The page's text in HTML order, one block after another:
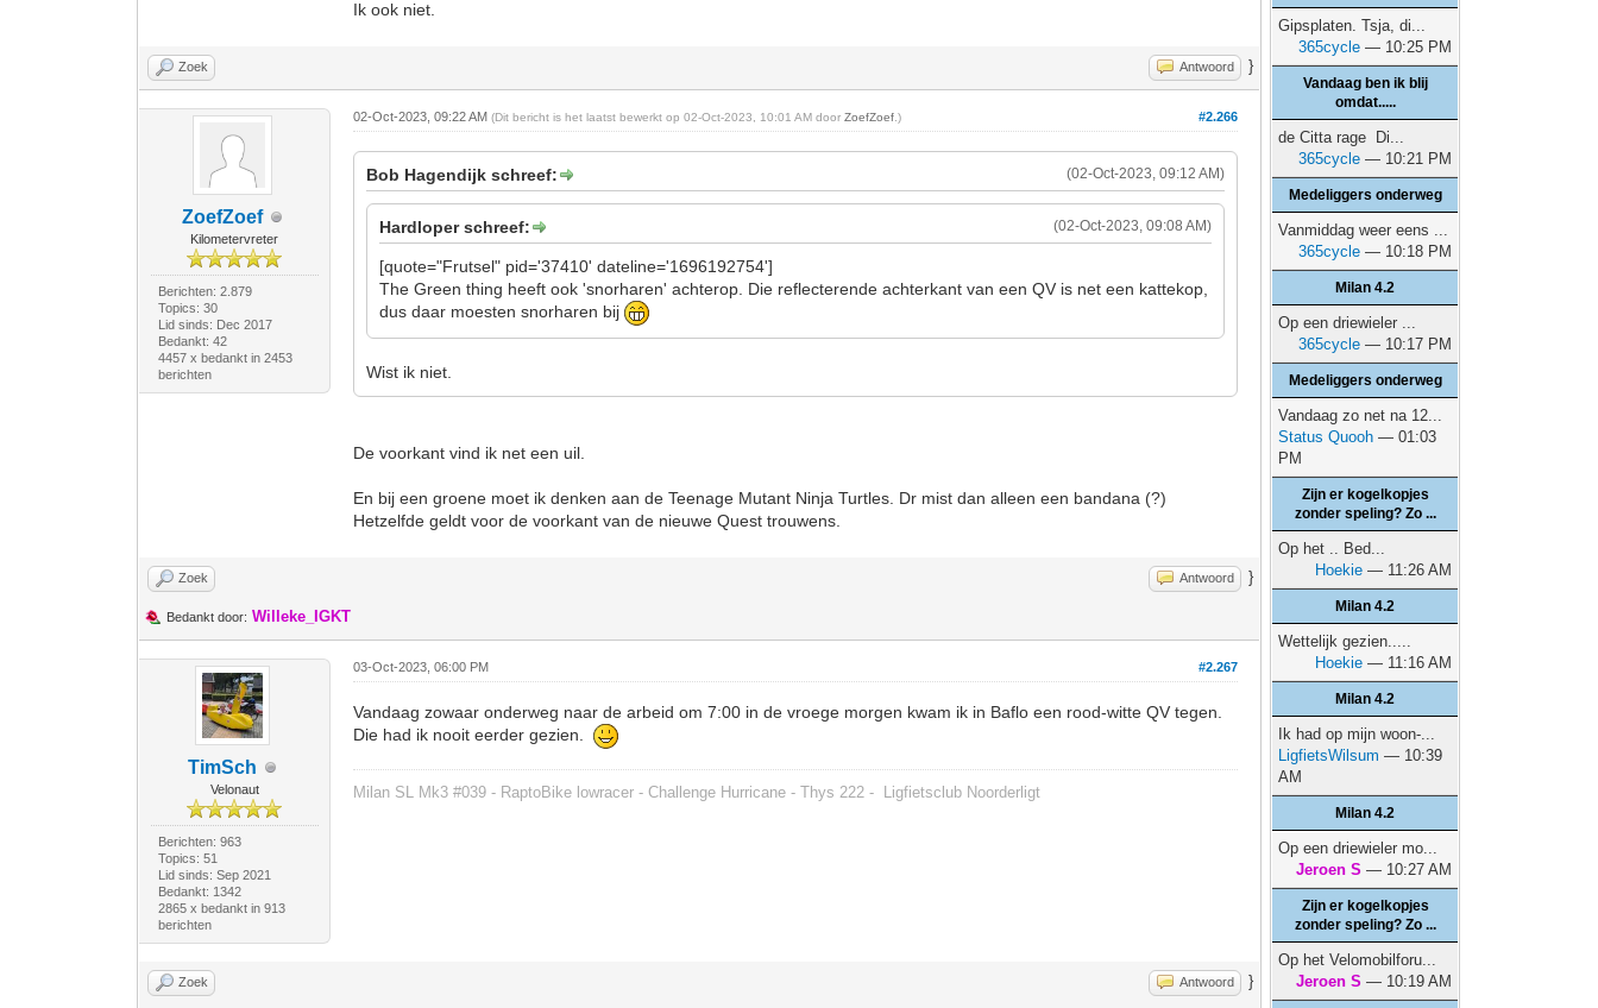
Ik ook niet.
Zoek Antwoord }
ZoefZoef
Kilometervreter
Berichten: 2.879
Topics: 30
Lid sinds: Dec 2017
Bedankt: 42
4457 x bedankt in 2453
berichten
#2.266
02-Oct-2023, 09:22 AM(Dit bericht is het laatst bewerkt op 02-Oct-2023, 10:01 AM doorZoefZoef .)
(02-Oct-2023, 09:12 AM)
Bob Hagendijk schreef:
(02-Oct-2023, 09:08 AM)
Hardloper schreef:
[quote="Frutsel" pid='37410' dateline='1696192754']
The Green thing heeft ook 'snorharen' achterop. Die reflecterende achterkant van een QV is net een kattekop,
dus daar moesten snorharen bij
Wist ik niet.
De voorkant vind ik net een uil.
En bij een groene moet ik denken aan de Teenage Mutant Ninja Turtles. Dr mist dan alleen een bandana (?)
Hetzelfde geldt voor de voorkant van de nieuwe Quest trouwens.
Zoek Antwoord }
Bedankt door: Willeke_IGKT
TimSch
Velonaut
Berichten: 963
Topics: 51
Lid sinds: Sep 2021
Bedankt: 1342
2865 x bedankt in 913
berichten
#2.267
03-Oct-2023, 06:00 PM
Vandaag zowaar onderweg naar de arbeid om 7:00 in de vroege morgen kwam ik in Baflo een rood-witte QV tegen.
Die had ik nooit eerder gezien.
Milan SL Mk3 #039 - RaptoBike lowracer - Challenge Hurricane - Thys 222 - Ligfietsclub Noorderligt
Zoek Antwoord }
Gipsplaten. Tsja, di...
365cycle — 10:25 PM
Vandaag ben ik blij
omdat.....
de Citta rage Di...
365cycle — 10:21 PM
Medeliggers onderweg
Vanmiddag weer eens ...
365cycle — 10:18 PM
Milan 4.2
Op een driewieler ...
365cycle — 10:17 PM
Medeliggers onderweg
Vandaag zo net na 12...
Status Quooh — 01:03
PM
Zijn er kogelkopjes
zonder speling? Zo ...
Op het .. Bed...
Hoekie — 11:26 AM
Milan 4.2
Wettelijk gezien.....
Hoekie — 11:16 AM
Milan 4.2
Ik had op mijn woon-...
LigfietsWilsum — 10:39
AM
Milan 4.2
Op een driewieler mo...
Jeroen S — 10:27 AM
Zijn er kogelkopjes
zonder speling? Zo ...
Op het Velomobilforu...
Jeroen S — 10:19 AM